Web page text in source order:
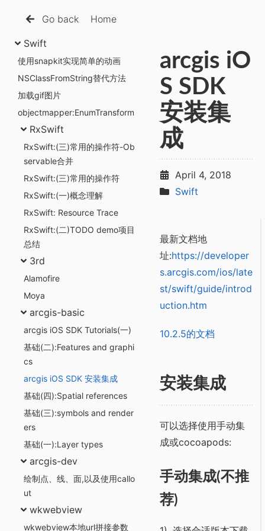
Go back Home
Swift
使用snapkit实现简单的动画
NSClassFromString替代方法
加载gif图片
objectmapper:EnumTransform
RxSwift
RxSwift:(三)常用的操作符-Ob
servable合并
RxSwift:(三)常用的操作符
RxSwift:(一)概念理解
RxSwift: Resource Trace
RxSwift:(二)TODO demo项目
总结
3rd
Alamofire
Moya
arcgis-basic
arcgis iOS SDK Tutorials(一)
基础(二):Features and graphi
cs
arcgis iOS SDK 安装集成
基础(四):Spatial references
基础(三):symbols and render
ers
基础(一):Layer types
arcgis-dev
绘制点、线、面,以及使用callo
ut
wkwebview
wkwebview本地url拼接参数
arcgis iO
S SDK
安装集
成
April 4, 2018
Swift
最新文档地
址:https://developer
s.arcgis.com/ios/late
st/swift/guide/introd
uction.htm
10.2.5的文档
安装集成
可以选择使用手动集
成或cocoapods:
手动集成(不推
荐)